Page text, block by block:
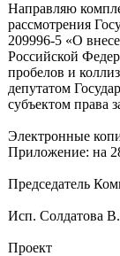
Направляю
рассмотрения
209996-5 «О
Российской
пробелов и
депутатом
субъектом права
Электронные
Приложение: на
Председатель
Исп. Солдатова
Проект